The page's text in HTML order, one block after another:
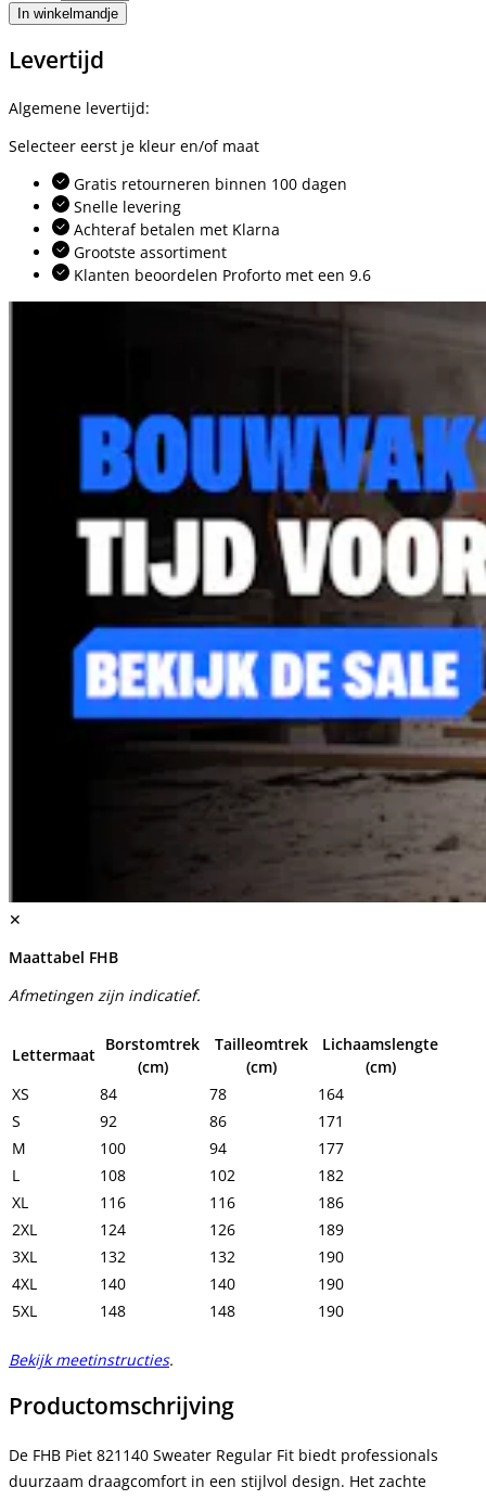
In winkelmandje
Levertijd
Algemene levertijd:
Selecteer eerst je kleur en/of maat
Gratis retourneren binnen 100 dagen
Snelle levering
Achteraf betalen met Klarna
Grootste assortiment
Klanten beoordelen Proforto met een 9.6
✕
Maattabel FHB
Afmetingen zijn indicatief.
Lettermaat
Borstomtrek
(cm)
Tailleomtrek
(cm)
Lichaamslengte
(cm)
XS
84 78
164
S
92 86
171
M
100 94
177
L
108 102
182
XL
116 116
186
2XL
124 126
189
3XL
132 132
190
4XL
140 140
190
5XL
148 148 190
Bekijk meetinstructies.
Productomschrijving
De FHB Piet 821140 Sweater Regular Fit biedt professionals
duurzaam draagcomfort in een stijlvol design. Het zachte